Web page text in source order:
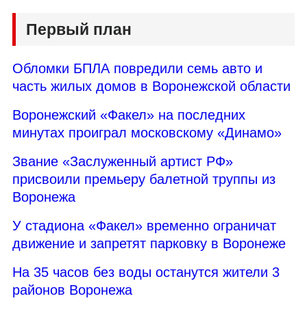
Первый план
Обломки БПЛА повредили семь авто и
часть жилых домов в Воронежской области
Воронежский «Факел» на последних
минутах проиграл московскому «Динамо»
Звание «Заслуженный артист РФ»
присвоили премьеру балетной труппы из
Воронежа
У стадиона «Факел» временно ограничат
движение и запретят парковку в Воронеже
На 35 часов без воды останутся жители 3
районов Воронежа